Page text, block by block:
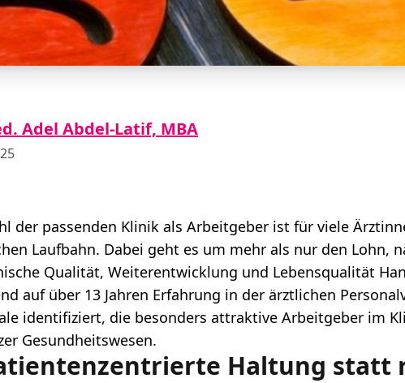
Adel Abdel-Latif, MBA
der passenden Klinik als Arbeitgeber ist für viele
Laufbahn. Dabei geht es um mehr als nur den Lohn,
Qualität, Weiterentwicklung und Lebensqualität
auf über 13 Jahren Erfahrung in der ärztlichen
identifiziert, die besonders attraktive Arbeitgeber im
Gesundheitswesen.
Haltung statt